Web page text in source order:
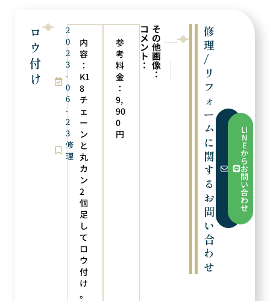
ロ
ウ
付
け
2
0
2
3
-
0
6
-
2
3
修
理
内
容
：
K1
8
チ
ェ
ー
ン
と
丸
カ
ン
2
個
足
し
て
ロ
ウ
付
け
。
参
考
料
金
：
9,
90
0
円
コ
メ
ン
ト
：
そ
の
他
画
像
： レーザー溶接
修
理
/
リ
フ
ォ
ー
ム
に
関
す
る
お
問
い
合
わ
せ
フ
ら
お
せ
LI
N
E
か
ら
お
問
い
合
わ
せ